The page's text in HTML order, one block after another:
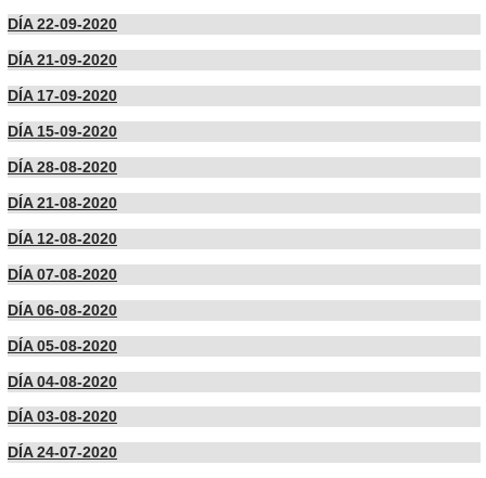
DÍA 22-09-2020
DÍA 21-09-2020
DÍA 17-09-2020
DÍA 15-09-2020
DÍA 28-08-2020
DÍA 21-08-2020
DÍA 12-08-2020
DÍA 07-08-2020
DÍA 06-08-2020
DÍA 05-08-2020
DÍA 04-08-2020
DÍA 03-08-2020
DÍA 24-07-2020